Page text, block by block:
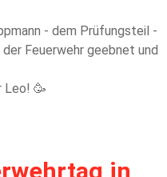
- dem Prüfungsteil -
Feuerwehr geebnet und
Leo! 🥳
in